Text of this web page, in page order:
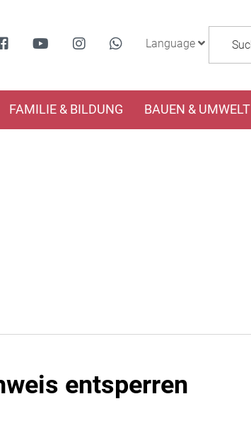
Language
FAMILIE & BILDUNG BAUEN & UMWELT
entsperren